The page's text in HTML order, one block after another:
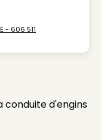
- 606 511
conduite d'engins